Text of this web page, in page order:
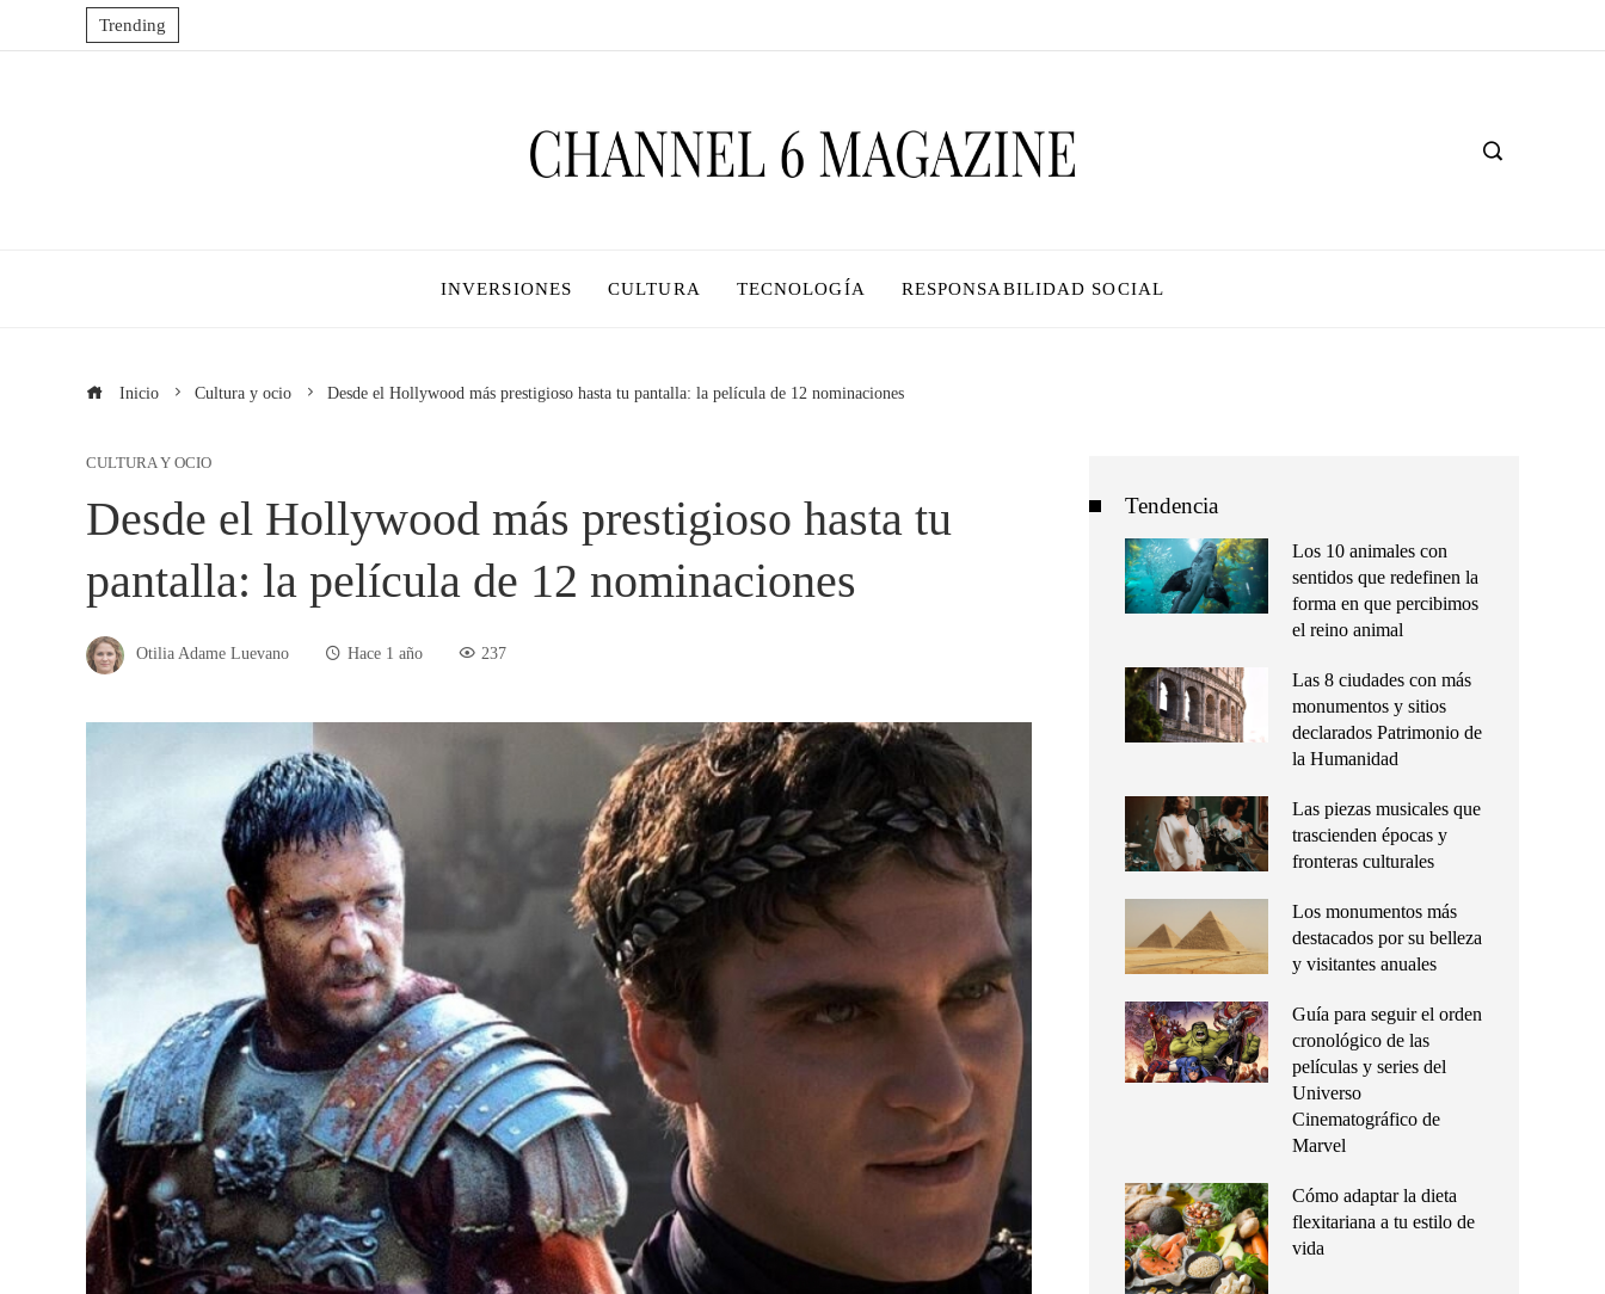
Trending
INVERSIONES CULTURA TECNOLOGÍA RESPONSABILIDAD SOCIAL
Inicio Cultura y ocio Desde el Hollywood más prestigioso hasta tu pantalla: la película de 12 nominaciones
CULTURA Y OCIO
Desde el Hollywood más prestigioso hasta tu
pantalla: la película de 12 nominaciones
Otilia Adame Luevano Hace 1 año 237
Tendencia
Los 10 animales con
sentidos que redefinen la
forma en que percibimos
el reino animal
Las 8 ciudades con más
monumentos y sitios
declarados Patrimonio de
la Humanidad
Las piezas musicales que
trascienden épocas y
fronteras culturales
Los monumentos más
destacados por su belleza
y visitantes anuales
Guía para seguir el orden
cronológico de las
películas y series del
Universo
Cinematográfico de
Marvel
Cómo adaptar la dieta
flexitariana a tu estilo de
vida